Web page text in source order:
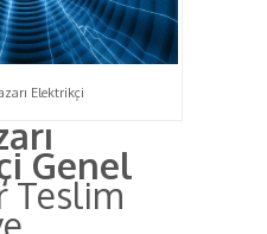
Elektrikçi
Genel
Teslim